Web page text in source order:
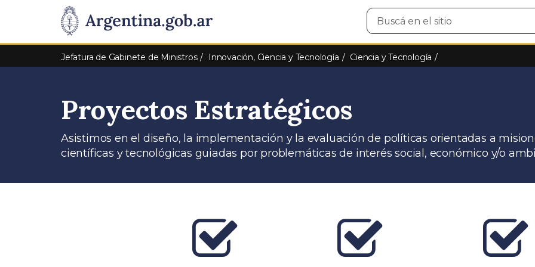
Presidencia
de
Pasar al contenido principal
Buscar
en
sitio
Jefatura de Gabinete de Ministros Innovación, Ciencia y Tecnología Ciencia y Tecnología
Proyectos Estratégicos
Asistimos en el diseño, la implementación y la evaluación de políticas orientadas a
científicas y tecnológicas guiadas por problemáticas de interés social, económico y/o